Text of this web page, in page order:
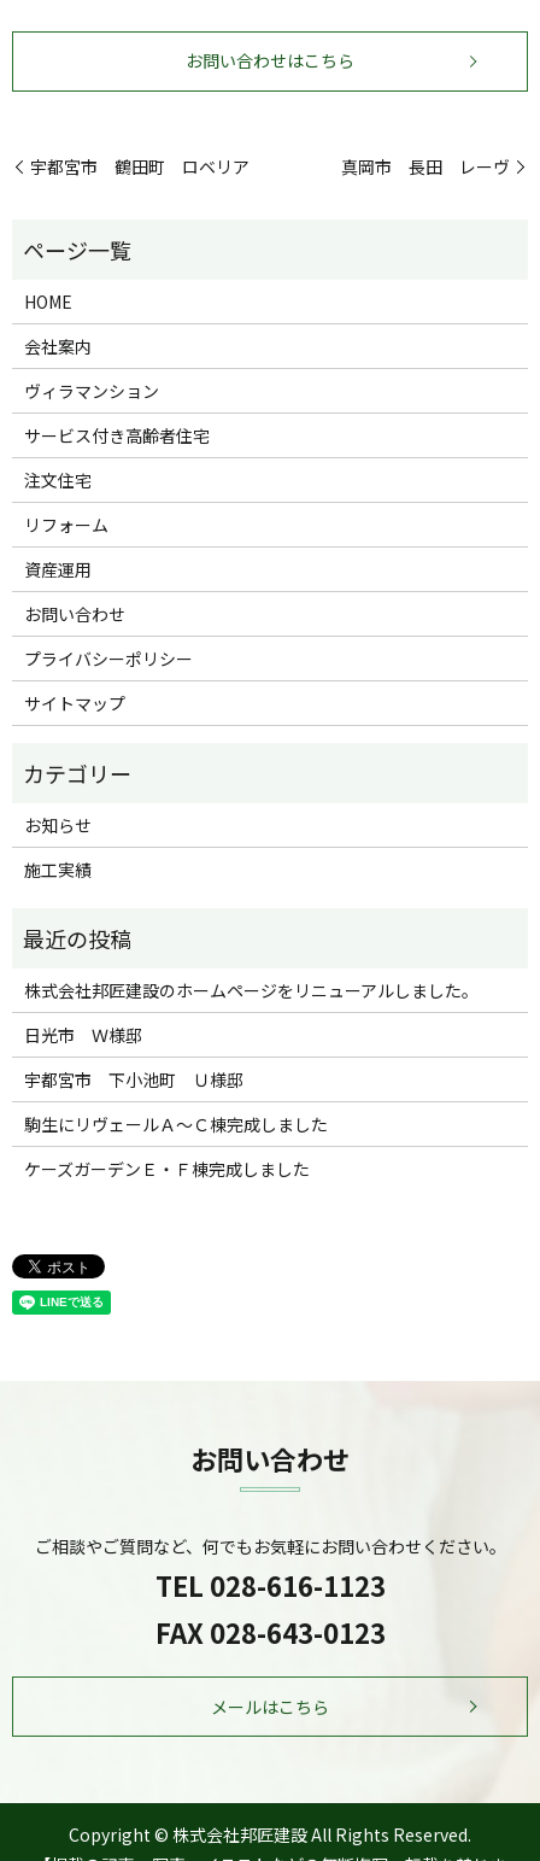
お問い合わせはこちら
宇都宮市 鶴田町 ロベリア 真岡市 長田 レーヴ
HOME
会社案内
ヴィラマンション
サービス付き高齢者住宅
注文住宅
リフォーム
資産運用
お問い合わせ
プライバシーポリシー
サイトマップ
お知らせ
施工実績
株式会社邦匠建設のホームページをリニューアルしました。
日光市 Ｗ様邸
宇都宮市 下小池町 Ｕ様邸
駒生にリヴェールＡ～Ｃ棟完成しました
ケーズガーデンＥ・Ｆ棟完成しました
お問い合わせ
ご相談やご質問など、何でもお気軽にお問い合わせください。
TEL 028-616-1123
FAX 028-643-0123
メールはこちら
Copyright © 株式会社邦匠建設 All Rights Reserved.